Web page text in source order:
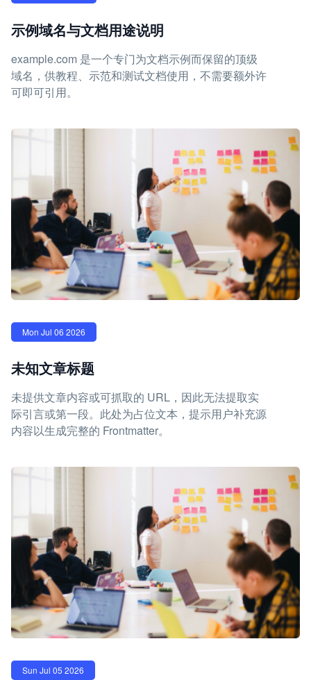
示例域名与文档用途说明
example.com 是一个专门为文档示例而保留的顶级
域名，供教程、示范和测试文档使用，不需要额外许
可即可引用。
Mon Jul 06 2026
未知文章标题
未提供文章内容或可抓取的 URL，因此无法提取实
际引言或第一段。此处为占位文本，提示用户补充源
内容以生成完整的 Frontmatter。
Sun Jul 05 2026